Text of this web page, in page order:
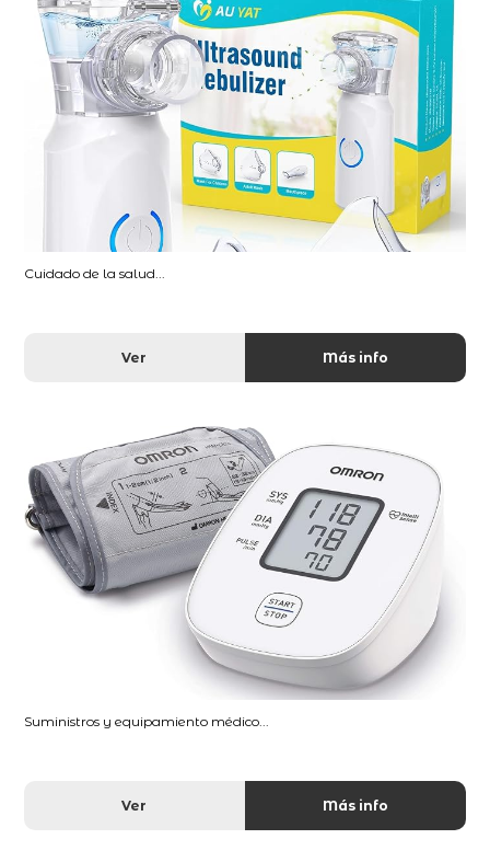
Cuidado de la salud...
Ver Más info
Suministros y equipamiento médico...
Ver Más info